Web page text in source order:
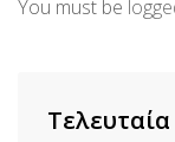
You must be